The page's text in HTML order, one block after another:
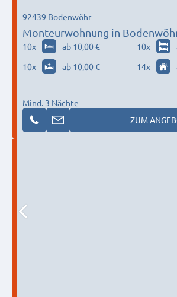
Monteurwohnung in
92439 Bodenwöhr
10x ab 10,00 € 10x
10x ab 10,00 € 14x
Mind. 3 Nächte
ZUM